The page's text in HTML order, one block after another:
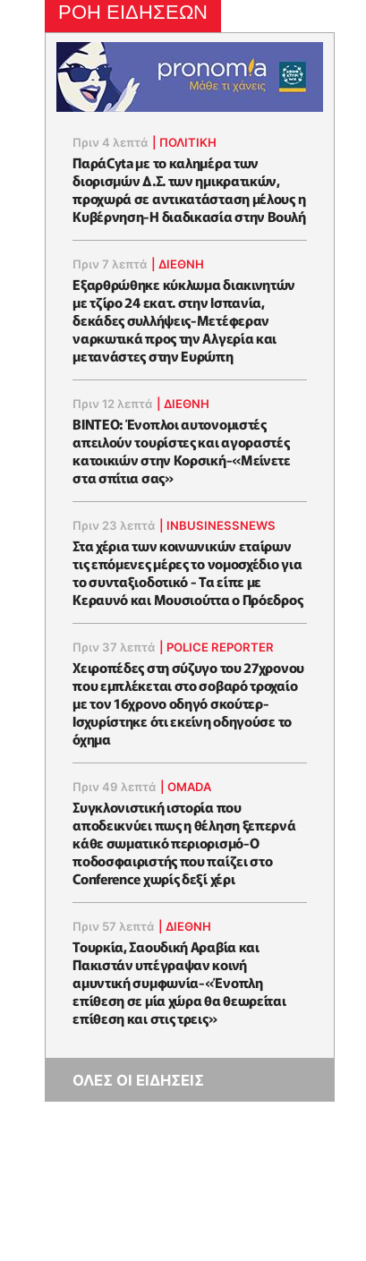
ΡΟΗ ΕΙΔΗΣΕΩΝ
Πριν 4 λεπτά ΠΟΛΙΤΙΚΗ
ΠαράCyta με το καλημέρα των
διορισμών Δ.Σ. των ημικρατικών,
προχωρά σε αντικατάσταση μέλους η
Κυβέρνηση-Η διαδικασία στην Βουλή
Πριν 7 λεπτά |ΔΙΕΘΝΗ
Εξαρθρώθηκε κύκλωμα διακινητών
με τζίρο 24 εκατ. στην Ισπανία,
δεκάδες συλλήψεις-Μετέφεραν
ναρκωτικά προς την Αλγερία και
μετανάστες στην Ευρώπη
Πριν 12 λεπτά |ΔΙΕΘΝΗ
ΒΙΝΤΕΟ: Ένοπλοι αυτονομιστές
απειλούν τουρίστες και αγοραστές
κατοικιών στην Κορσική-«Μείνετε
στα σπίτια σας»
Πριν 23 λεπτά INBUSINESSNEWS
Στα χέρια των κοινωνικών εταίρων
τις επόμενες μέρες το νομοσχέδιο για
το συνταξιοδοτικό - Τα είπε με
Κεραυνό και Μουσιούττα ο Πρόεδρος
Πριν 37 λεπτά POLICE REPORTER
Χειροπέδες στη σύζυγο του 27χρονου
που εμπλέκεται στο σοβαρό τροχαίο
με τον 16χρονο οδηγό σκούτερ-
Ισχυρίστηκε ότι εκείνη οδηγούσε το
όχημα
Πριν 49 λεπτά |OMADA
Συγκλονιστική ιστορία που
αποδεικνύει πως η θέληση ξεπερνά
κάθε σωματικό περιορισμό-Ο
ποδοσφαιριστής που παίζει στο
Conference χωρίς δεξί χέρι
Πριν 57 λεπτά |ΔΙΕΘΝΗ
Τουρκία, Σαουδική Αραβία και
Πακιστάν υπέγραψαν κοινή
αμυντική συμφωνία-«Ένοπλη
επίθεση σε μία χώρα θα θεωρείται
επίθεση και στις τρεις»
ΟΛΕΣ ΟΙ ΕΙΔΗΣΕΙΣ